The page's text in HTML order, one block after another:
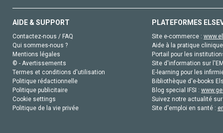
AIDE & SUPPORT
Contactez-nous / FAQ
Qui sommes-nous ?
Mentions légales
© - Avertissements
Termes et conditions d'utilisation
Politique rédactionnelle
Politique publicitaire
Cookie settings
Politique de la vie privée
PLATEFORMES
Site e-commerce :
Aide à la pratique
Portail pour les
Site d'information sur
E-learning pour les
Bibliothèque d'e-books
Blog special IFSI :
Suivez notre actualité
Site d'emploi en santé :